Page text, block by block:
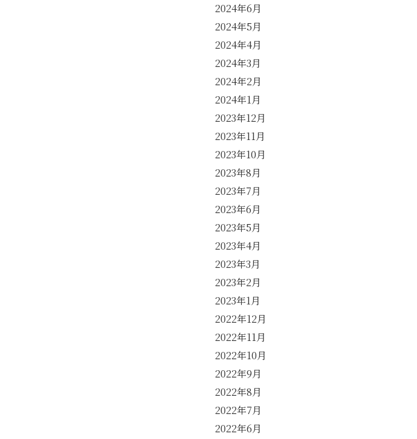
2024年6月
2024年5月
2024年4月
2024年3月
2024年2月
2024年1月
2023年12月
2023年11月
2023年10月
2023年8月
2023年7月
2023年6月
2023年5月
2023年4月
2023年3月
2023年2月
2023年1月
2022年12月
2022年11月
2022年10月
2022年9月
2022年8月
2022年7月
2022年6月